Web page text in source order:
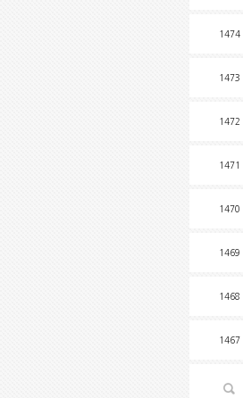
1474
1473
1472
1471
1470
1469
1468
1467